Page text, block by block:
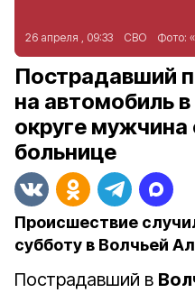
26 апреля , 09:33 СВО Фото:
Пострадавший
на автомобиль
округе мужчина
больнице
Происшествие
субботу в Волчьей
Пострадавший в